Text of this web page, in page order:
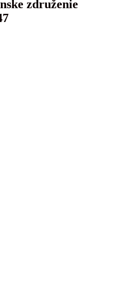
združenie